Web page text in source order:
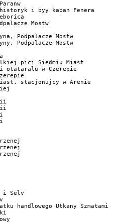
i byy kapan Fenera
Mostw
Podpalacze Mostw
Podpalacze Mostw
pici Siedmiu Miast
otataralu w Czerepie
stacjonujcy w Arenie
i Selv
handlowego Utkany Szmatami